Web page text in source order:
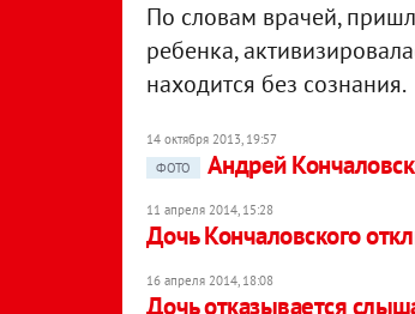
По словам врачей,
ребенка,
находится без сознания.
14 октября 2013, 19:57
ФОТО
Андрей
11 апреля 2014, 15:28
Дочь Кончаловского
16 апреля 2014, 18:08
Дочь отказывается